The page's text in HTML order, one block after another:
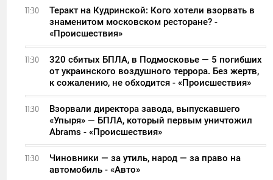
11:30
Теракт на Кудринской: Кого хотели взорвать в
знаменитом московском ресторане? -
«Происшествия»
11:30
320 сбитых БПЛА, в Подмосковье — 5 погибших
от украинского воздушного террора. Без жертв,
к сожалению, не обходится - «Происшествия»
11:30
Взорвали директора завода, выпускавшего
«Упыря» — БПЛА, который первым уничтожил
Abrams - «Происшествия»
11:30
Чиновники — за утиль, народ — за право на
автомобиль - «Авто»